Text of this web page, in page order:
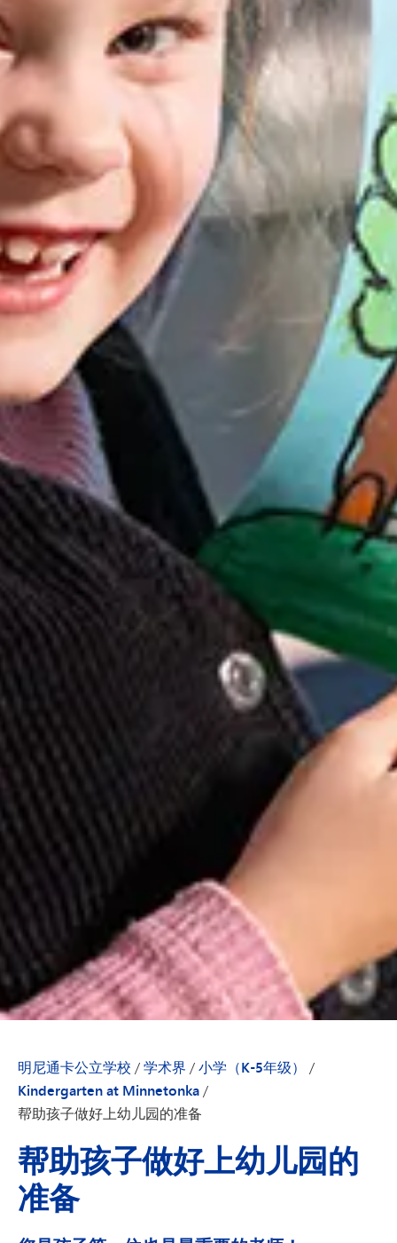
明尼通卡公立学校 /学术界 /小学（K-5年级） /
Kindergarten at Minnetonka/
帮助孩子做好上幼儿园的准备
帮助孩子做好上幼儿园的
准备